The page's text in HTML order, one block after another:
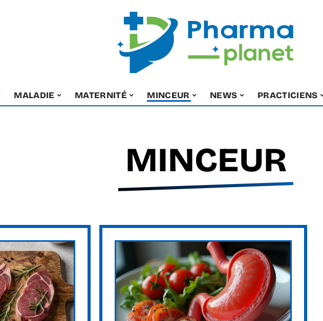
MALADIE MATERNITÉ MINCEUR NEWS PRACTICIENS
MINCEUR